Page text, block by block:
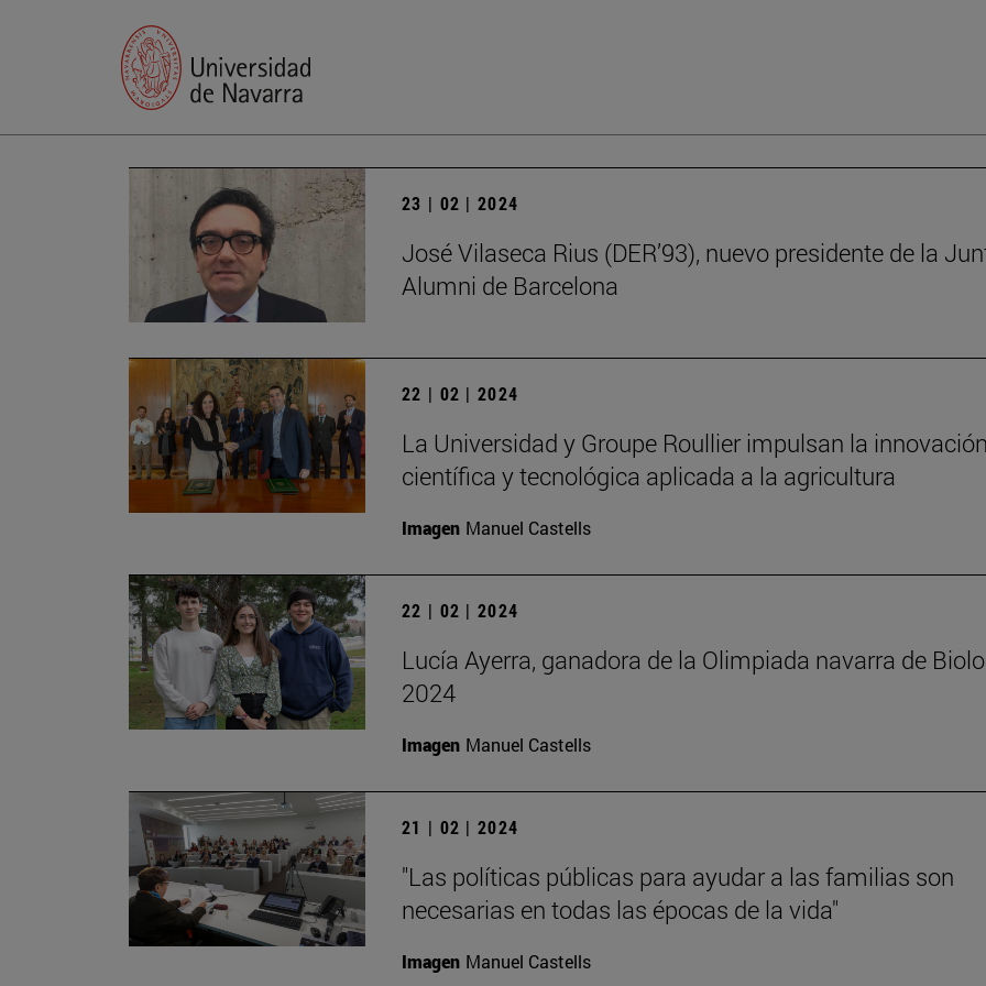
23 | 02 | 2024
José Vilaseca Rius (DER’93), nuevo presidente de la
Alumni de Barcelona
22 | 02 | 2024
La Universidad y Groupe Roullier impulsan la
científica y tecnológica aplicada a la agricultura
Imagen Manuel Castells
22 | 02 | 2024
Lucía Ayerra, ganadora de la Olimpiada navarra de
2024
Imagen Manuel Castells
21 | 02 | 2024
"Las políticas públicas para ayudar a las familias son
necesarias en todas las épocas de la vida"
Imagen Manuel Castells